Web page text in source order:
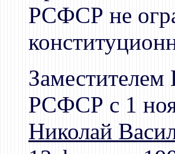
РСФСР не
Заместителем
РСФСР с 1
Николай